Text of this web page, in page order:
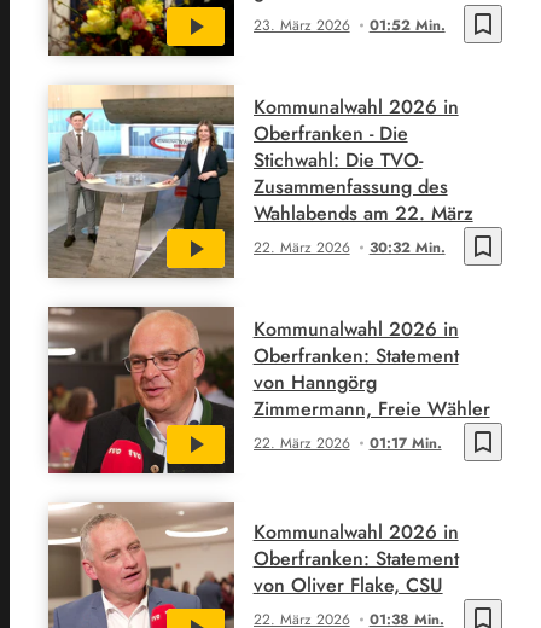
bookmark_border
23. März 2026 01:52 Min.
bookmark_border
22. März 2026 30:32 Min.
Kommunalwahl 2026 in
Oberfranken - Die
Stichwahl: Die TVO-
Zusammenfassung des
Wahlabends am 22. März
bookmark_border
22. März 2026 01:17 Min.
Kommunalwahl 2026 in
Oberfranken: Statement
von Hanngörg
Zimmermann, Freie Wähler
bookmark_border
22. März 2026 01:38 Min.
Kommunalwahl 2026 in
Oberfranken: Statement
von Oliver Flake, CSU